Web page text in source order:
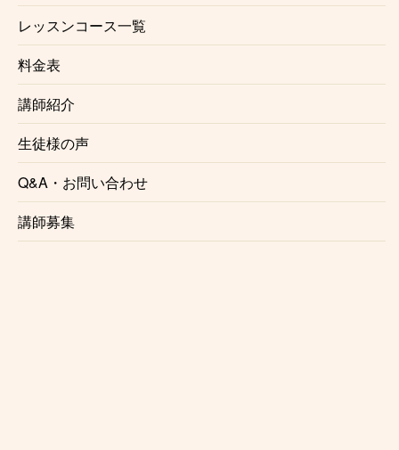
レッスンコース一覧
料金表
講師紹介
生徒様の声
Q&A・お問い合わせ
講師募集
☆信頼のおける講師
和合町クラリネット教室で講師を務めるのは、演奏家
としても講師としても確かな実力、経験を持ったプロ
クラリネッティストです。正しい奏法をわかりやすく
☆自由に選べるレッスン時間
月1回からの自由予約制で、曜日、時間を固定する必
要がないのでお仕事で忙しい方にも安心です。